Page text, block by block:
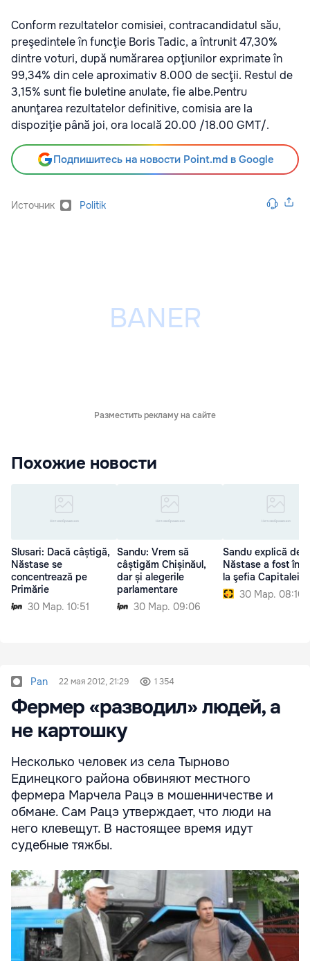
Conform rezultatelor comisiei, contracandidatul său,
preşedintele în funcţie Boris Tadic, a întrunit 47,30%
dintre voturi, după numărarea opţiunilor exprimate în
99,34% din cele aproximativ 8.000 de secţii. Restul de
3,15% sunt fie buletine anulate, fie albe.Pentru
anunţarea rezultatelor definitive, comisia are la
dispoziţie până joi, ora locală 20.00 /18.00 GMT/.
Подпишитесь на новости Point.md в Google
Источник Politik
Разместить рекламу на сайте
Похожие новости
Slusari: Dacă câștigă,
Năstase se
concentrează pe
Primărie
30 Мар. 10:51
Sandu: Vrem să
câștigăm Chișinăul,
dar și alegerile
parlamentare
30 Мар. 09:06
Sandu explică de
Năstase a fost
la şefia Capitalei
30 Мар. 08:10
Pan 22 мая 2012, 21:29 1 354
Фермер «разводил» людей, а
не картошку
Несколько человек из села Тырново
Единецкого района обвиняют местного
фермера Марчела Рацэ в мошенничестве и
обмане. Сам Рацэ утверждает, что люди на
него клевещут. В настоящее время идут
судебные тяжбы.